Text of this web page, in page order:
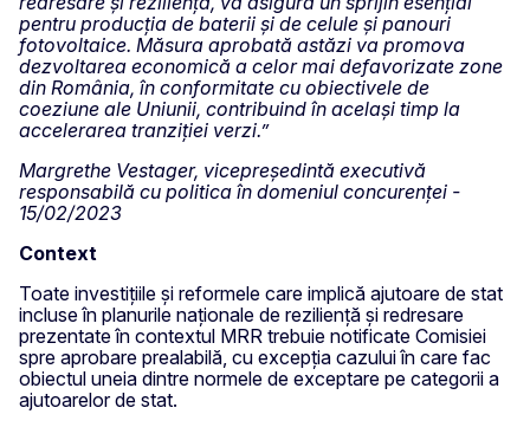
pentru producția de baterii și de celule și panouri
fotovoltaice. Măsura aprobată astăzi va promova
dezvoltarea economică a celor mai defavorizate zone
din România, în conformitate cu obiectivele de
coeziune ale Uniunii, contribuind în același timp la
accelerarea tranziției verzi.”
Margrethe Vestager, vicepreședintă executivă
responsabilă cu politica în domeniul concurenței -
15/02/2023
Context
Toate investițiile și reformele care implică ajutoare de stat
incluse în planurile naționale de reziliență și redresare
prezentate în contextul MRR trebuie notificate Comisiei
spre aprobare prealabilă, cu excepția cazului în care fac
obiectul uneia dintre normele de exceptare pe categorii a
ajutoarelor de stat.